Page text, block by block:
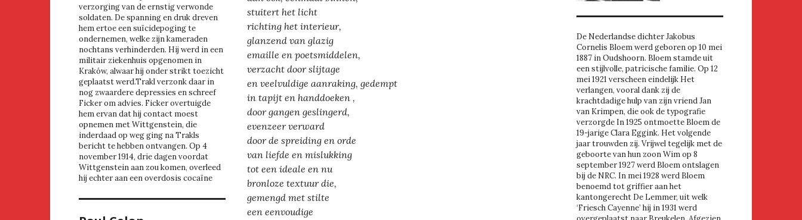
stuitert het licht
richting het interieur,
glanzend van glazig
emaille en poetsmiddelen,
verzacht door slijtage
en veelvuldige aanraking, gedempt
in tapijt en handdoeken ,
door gangen geslingerd,
evenzeer verward
door de spreiding en orde
van liefde en mislukking
tot een ideale en nu
bronloze textuur die,
gemengd met stilte
een eenvoudige
verzorging van de ernstig verwonde
soldaten. De spanning en druk dreven
hem ertoe een suïcidepoging te
ondernemen, welke zijn kameraden
nochtans verhinderden. Hij werd in een
militair ziekenhuis opgenomen in
Kraków, alwaar hij onder strikt toezicht
geplaatst werd.Trakl verzonk daar in
nog zwaardere depressies en schreef
Ficker om advies. Ficker overtuigde
hem ervan dat hij contact moest
opnemen met Wittgenstein, die
inderdaad op weg ging na Trakls
bericht te hebben ontvangen. Op 4
november 1914, drie dagen voordat
Wittgenstein aan zou komen, overleed
hij echter aan een overdosis cocaïne
De Nederlandse dichter Jakobus
Cornelis Bloem werd geboren op 10 mei
1887 in Oudshoorn. Bloem stamde uit
een stijlvolle, patricische familie. Op 12
mei 1921 verscheen eindelijk Het
verlangen, vooral dank zij de
krachtdadige hulp van zijn vriend Jan
van Krimpen, die ook de typografie
verzorgde In 1925 ontmoette Bloem de
19-jarige Clara Eggink. Het volgende
jaar trouwden zij. Vrijwel tegelijk met de
geboorte van hun zoon Wim op 8
september 1927 werd Bloem ontslagen
bij de NRC. In mei 1928 werd Bloem
benoemd tot griffier aan het
kantongerecht De Lemmer, uit welk
‘Friesch Cayenne’ hij in 1931 werd